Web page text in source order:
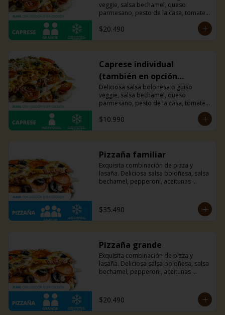
veggie, salsa bechamel, queso
parmesano, pesto de la casa, tomates
$20.490
Caprese individual
(también en opción
veggie)
Deliciosa salsa boloñesa o guiso
veggie, salsa bechamel, queso
parmesano, pesto de la casa, tomates
$10.990
Pizzaña familiar
Exquisita combinación de pizza y
lasaña. Deliciosa salsa boloñesa, salsa
bechamel, pepperoni, aceitunas
$35.490
Pizzaña grande
Exquisita combinación de pizza y
lasaña. Deliciosa salsa boloñesa, salsa
bechamel, pepperoni, aceitunas
$20.490